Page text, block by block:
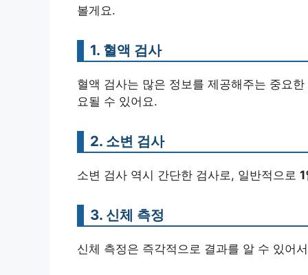
볼게요.
1. 혈액 검사
혈액 검사는 많은 정보를 제공해주는 중요
요될 수 있어요.
2. 소변 검사
소변 검사 역시 간단한 검사로, 일반적으로
3. 신체 측정
신체 측정은 즉각적으로 결과를 알 수 있어